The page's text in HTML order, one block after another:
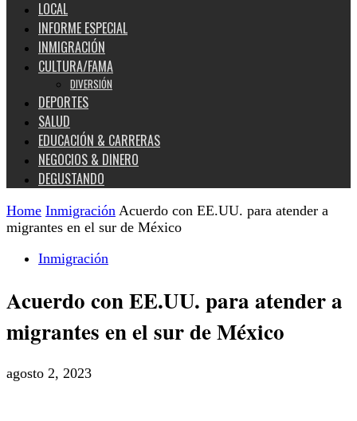
LOCAL
INFORME ESPECIAL
INMIGRACIÓN
CULTURA/FAMA
DIVERSIÓN
DEPORTES
SALUD
EDUCACIÓN & CARRERAS
NEGOCIOS & DINERO
DEGUSTANDO
Home Inmigración Acuerdo con EE.UU. para atender a
migrantes en el sur de México
Inmigración
Acuerdo con EE.UU. para atender a
migrantes en el sur de México
agosto 2, 2023